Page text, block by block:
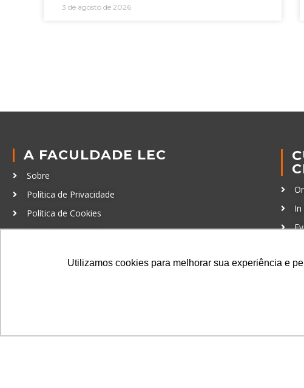
Utilizamos cookies para melhorar sua experiência e
3 de agosto de 2026
A FACULDADE LEC
Sobre
Política de Privacidade
Política de Cookies
Código de Conduta